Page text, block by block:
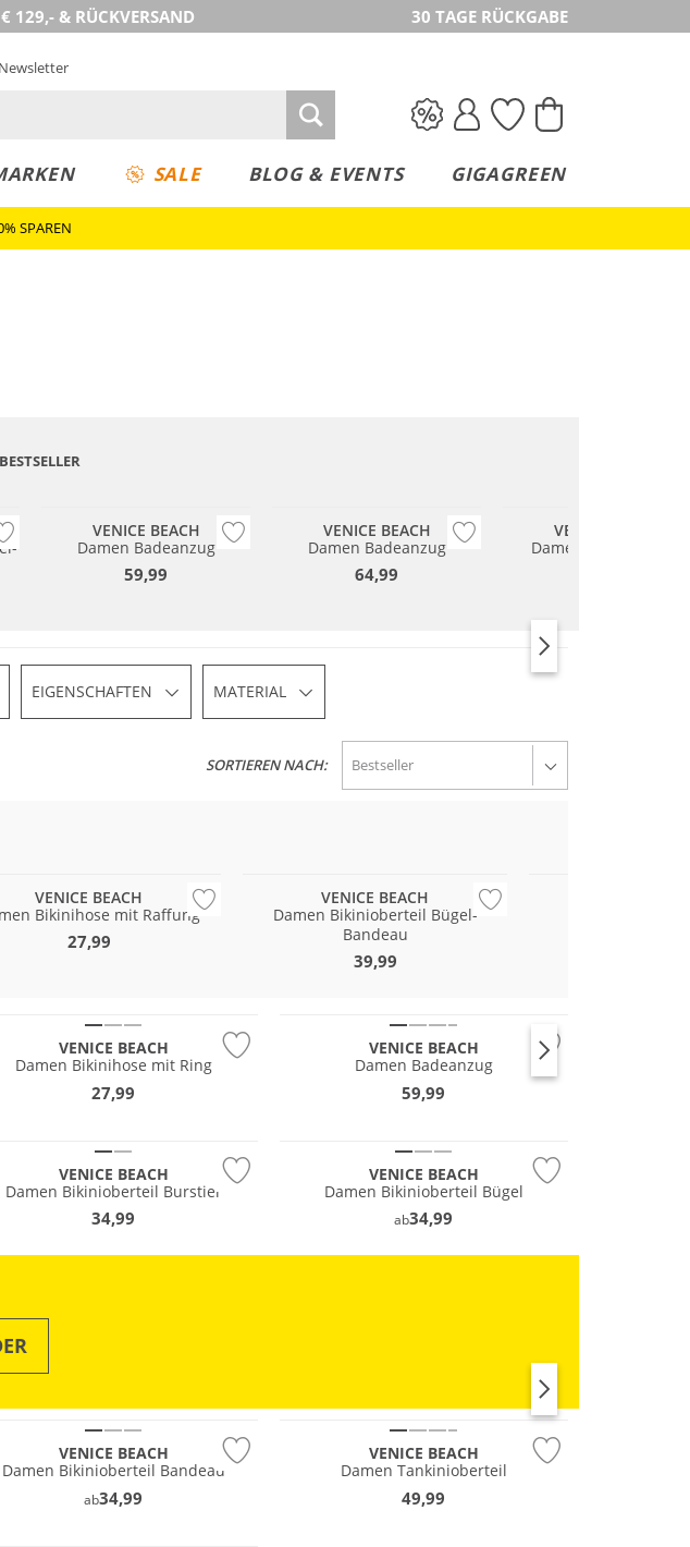
129,- & RÜCKVERSAND 30 TAGE RÜCKGABE
Newsletter
SALE BLOG & EVENTS GIGAGREEN
SPAREN
VENICE BEACH
Damen Badeanzug
59,99
VENICE BEACH
Damen Badeanzug
64,99
VENICE BEACH
Damen Bikinioberteil
EIGENSCHAFTEN MATERIAL
SORTIEREN NACH:
VENICE BEACH
Bikinihose mit Raffung
27,99
VENICE BEACH
Damen Bikinioberteil Bügel-
Bandeau
39,99
VENICE BEACH
Damen Bikinihose mit Ring
27,99
VENICE BEACH
Damen Badeanzug
59,99
VENICE BEACH
Damen Bikinioberteil Burstier
34,99
VENICE BEACH
Damen Bikinioberteil Bügel
ab34,99
VENICE BEACH
Damen Bikinioberteil Bandeau
ab34,99
VENICE BEACH
Damen Tankinioberteil
49,99